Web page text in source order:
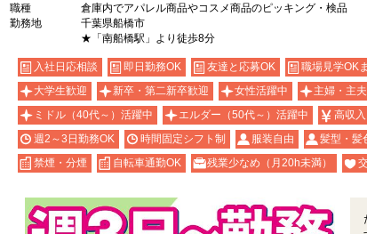
職種
倉庫内でアパレル商品やコスメ商品のピッキング・検品
勤務地
千葉県船橋市
★「南船橋駅」より徒歩8分
入社日応相談 即日勤務OK 友達と応募OK 職場見学OK
大学生歓迎
新卒・第二新卒歓迎 女性活躍中 主婦・主
ミドル（40代～）活躍中
エルダー（50代～）活躍中 高収
週2～3日勤務OK
時間固定シフト制 服装自由 髪型・髪
禁煙・分煙
自転車通勤OK 残業少なめ（月20h未満）